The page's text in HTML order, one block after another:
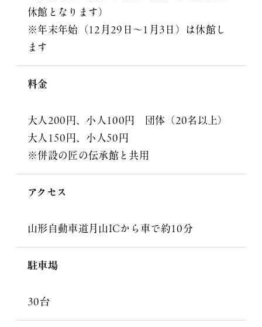
休館となります）
※年末年始（12月29日～1月3日）は休館し
ます
料金
大人200円、小人100円 団体（20名以上）
大人150円、小人50円
※併設の匠の伝承館と共用
アクセス
山形自動車道月山ICから車で約10分
駐車場
30台